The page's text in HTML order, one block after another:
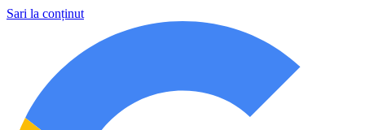
Sari la conținut